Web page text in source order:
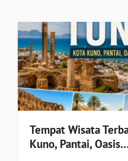
Tempat Wisata
Kuno, Pantai,